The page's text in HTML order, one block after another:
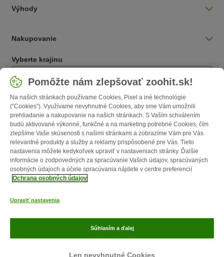
Výhody
Nakupovanie
Vyberte krajinu
Slovensko / SK
Follow zooplus
O nás Kariéra
doručenia
Spôsoby platby Affiliate program
Ochrana osobných
Pomôžte nám zlepšovať zoohit.sk!
Na našich stránkach používame Cookies, Pixel a iné technológie
(“Cookies”). Využívame nevyhnutné Cookies, aby sme Vám umožnili
prehliadanie a nakupovanie na našich stránkach. S Vaším schválením
budú aktivované výkonné, funkčné a na marketing potrebné Cookies, čím
zlepšíme Vaše skúsenosti s našimi stránkami a zobrazíme Vám pre Vás
relevantné produkty a služby a reklamy prispôsobené pre Vás. Tieto
nastavenia môžete kedykoľvek upraviť v nastaveniach stránky. Ďalšie
informácie o zodpovedných za spracúvanie Vašich údajov, spracúvaných
osobných údajoch a účele spracúvania nájdete v centre preferencií
Ochrana osobných údajov
Upraviť nastavenia
Len nevyhnutné Cookies
Súhlasím a ďalej